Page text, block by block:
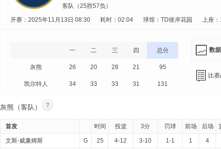
客队（25胜57负）
开赛：2025年11月13日 08:30
耗时：02:04 球馆：TD彼岸花园 上座
一 二 三 四 总分
灰熊 26 20 28 21 95
凯尔特人 34 33 33 31 131
数
比
灰熊（客队） ?
首发 时间 投篮 3分 罚球 前场 后场
文斯-威廉姆斯 G 25 4-12 3-10 1-1 1 4